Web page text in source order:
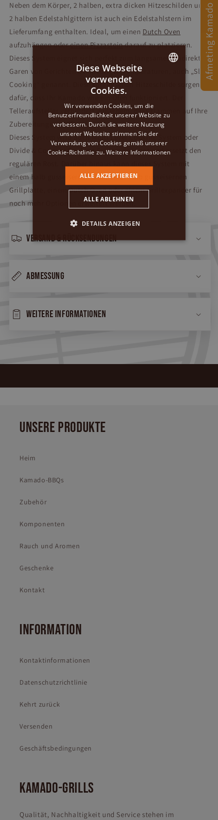
Neben dem Körper, 2 halben, extra dicken Hitzeschilden und
2 halben Edelstahlgittern ist auch ein Edelstahlstern im
Lieferumfang enthalten. Ideal, um einen Dutch Oven
aufzuhängen odereinen Pizzasteindarauf zu platzieren.
Dieses System eignet sich perfekt zum langsamen, indirekten
Garen von Gerichten bei niedrigen Temperaturen, auch „Slow
Cooking“ genannt. Diese keramischen Hitzeschilde sorgen
dafür, dass Ihr Kamado wie ein Ofen funktioniert. Der
Telleraufsteller verhindert außerdem, dass Flammen auf Ihre
Zubereitungen treffen.
Dieses System wird auch Multi Level Cooking System oder
Divide & Conquer Cooking System genannt und ersetzt den
regulären Rost. Darüber hinaus kann dieses System mit
einem halb gusseisernen Grill, einer halb gusseisernen
Grillplatte, einem Dutch Oven oder einem Grillexpander für
noch mehr Optionen erweitert werden.
Versand & Rücksendungen
Abmessung
Weitere Informationen
UNSERE PRODUKTE
Heim
Kamado-BBQs
Zubehör
Komponenten
Rauch und Aromen
Geschenke
Kontakt
INFORMATION
Kontaktinformationen
Datenschutzrichtlinie
Kehrt zurück
Versenden
Geschäftsbedingungen
KAMADO-GRILLS
Qualität, Nachhaltigkeit und Service stehen im
ENGLISH
Diese Webseite
verwendet
Cookies.
Wir verwenden Cookies, um die
Benutzerfreundlichkeit unserer Website zu
verbessern. Durch die weitere Nutzung
unserer Webseite stimmen Sie der
Verwendung von Cookies gemäß unserer
Cookie-Richtlinie zu.Weitere Informationen
ALLE AKZEPTIEREN
ALLE ABLEHNEN
DETAILS ANZEIGEN
Afmeting Kamado